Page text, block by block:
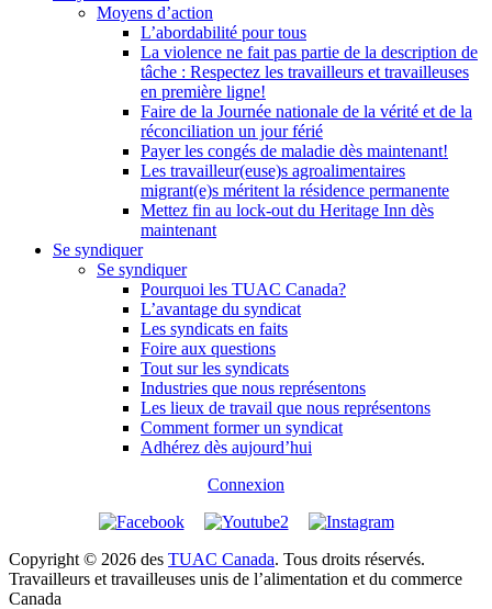
Moyens d’action
L’abordabilité pour tous
La violence ne fait pas partie de la description de
tâche : Respectez les travailleurs et travailleuses
en première ligne!
Faire de la Journée nationale de la vérité et de la
réconciliation un jour férié
Payer les congés de maladie dès maintenant!
Les travailleur(euse)s agroalimentaires
migrant(e)s méritent la résidence permanente
Mettez fin au lock-out du Heritage Inn dès
maintenant
Se syndiquer
Se syndiquer
Pourquoi les TUAC Canada?
L’avantage du syndicat
Les syndicats en faits
Foire aux questions
Tout sur les syndicats
Industries que nous représentons
Les lieux de travail que nous représentons
Comment former un syndicat
Adhérez dès aujourd’hui
Connexion
Copyright © 2026 des TUAC Canada. Tous droits réservés.
Travailleurs et travailleuses unis de l’alimentation et du commerce
Canada